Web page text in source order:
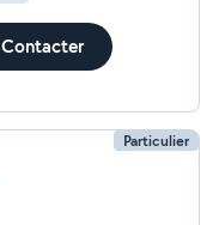
Contacter
Particulier